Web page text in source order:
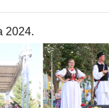
2024.